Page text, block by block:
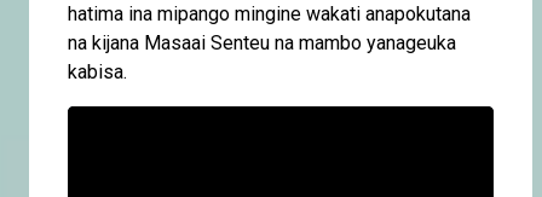
hatima ina mipango mingine wakati anapokutana
na kijana Masaai Senteu na mambo yanageuka
kabisa.